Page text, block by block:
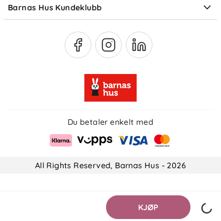
Str. 32: 213 mm
Str. 33: 219,5 mm
Str. 35: 233 mm
Str. 36: 239,5 mm
Barnas Hus Kundeklubb
Medlemsvilkår
Du betaler enkelt med
All Rights Reserved, Barnas Hus - 2026
KJØP